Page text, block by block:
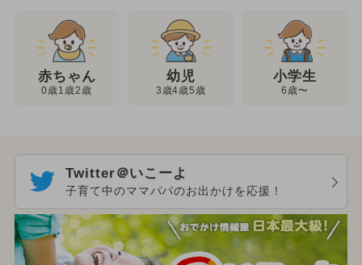
赤ちゃん
0歳1歳2歳
幼児
3歳4歳5歳
小学生
6歳〜
Twitter＠いこーよ
子育て中のママパパのお出かけを応援！